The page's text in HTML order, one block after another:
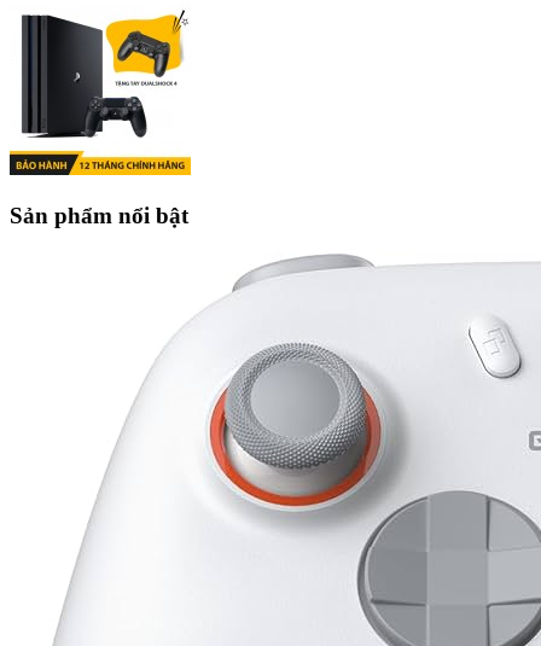
Sản phẩm nổi bật